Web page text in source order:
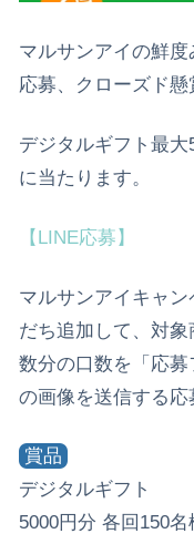
マルサンアイの鮮
応募、クローズド懸
デジタルギフト最
に当たります。
【LINE応募】
マルサンアイキャ
だち追加して、対
数分の口数を「応
の画像を送信する応
賞品
デジタルギフト
5000円分 各回150名